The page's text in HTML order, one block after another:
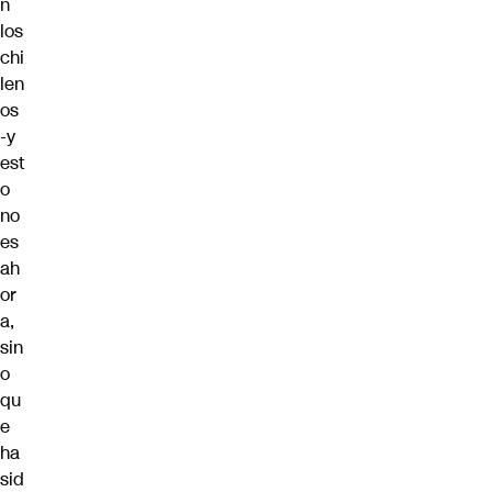
los
chi
len
os
-y
est
o
no
es
ah
or
a,
sin
o
qu
e
ha
sid